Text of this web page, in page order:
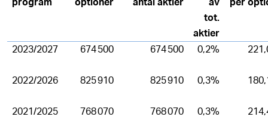
program optioner antal aktier
av
tot.
aktier
per
2023/2027 674 500 674 500 0,2%
2022/2026 825 910 825 910 0,3%
2021/2025 768 070 768 070 0,3%